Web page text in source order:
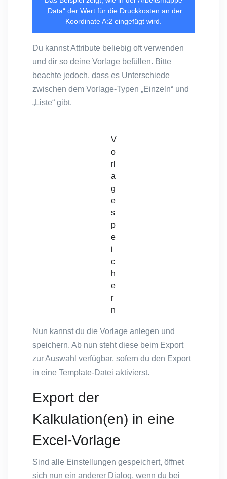
„Data“ der Wert für die Druckkosten an der
Koordinate A:2 eingefügt wird.
Du kannst Attribute beliebig oft verwenden
und dir so deine Vorlage befüllen. Bitte
beachte jedoch, dass es Unterschiede
zwischen dem Vorlage-Typen „Einzeln“ und
„Liste“ gibt.
V
o
rl
a
g
e
s
p
e
i
c
h
e
r
n
Nun kannst du die Vorlage anlegen und
speichern. Ab nun steht diese beim Export
zur Auswahl verfügbar, sofern du den Export
in eine Template-Datei aktivierst.
Export der
Kalkulation(en) in eine
Excel-Vorlage
Sind alle Einstellungen gespeichert, öffnet
sich nun ein anderer Dialog, wenn du bei